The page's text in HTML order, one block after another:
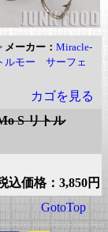
メーカー： Miracle-
ルモー サーフェ
カゴを見る
S リトル
価格：3,850円
GotoTop